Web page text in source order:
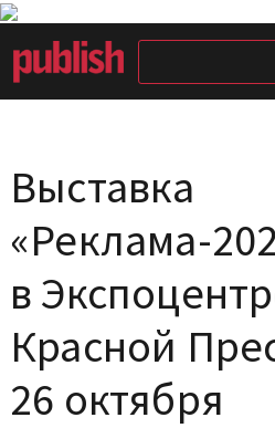
Выставка
«Реклама-
в
Красной
26 октября